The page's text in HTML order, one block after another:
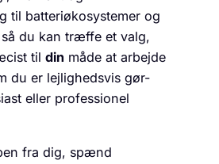
til batteri­økosystemer og
du kan træffe et valg,
til din måde at arbejde
du er lejlighedsvis gør-
eller professionel
fra dig, spænd